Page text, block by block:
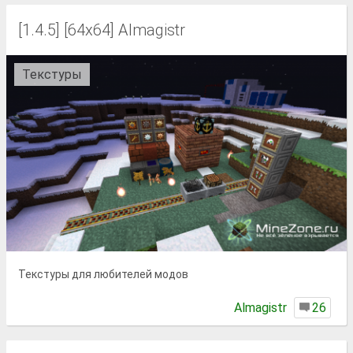
[1.4.5] [64x64] Almagistr
Текстуры
Текстуры для любителей модов
Almagistr 26